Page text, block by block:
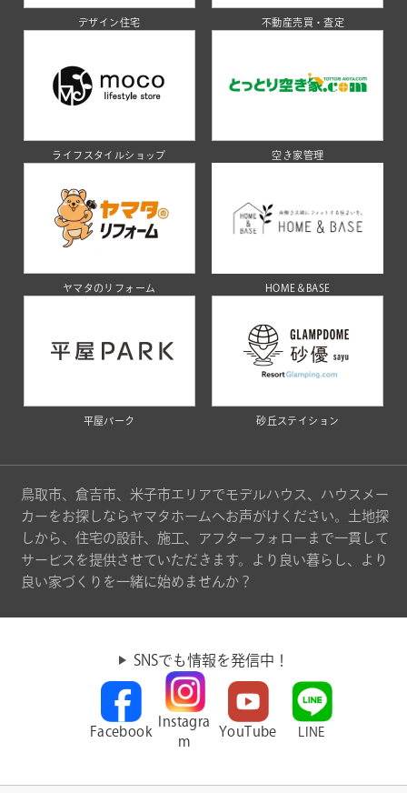
デザイン住宅 不動産売買・査定
ライフスタイルショップ 空き家管理
ヤマタのリフォーム HOME＆BASE
平屋パーク 砂丘ステイション
鳥取市、倉吉市、米子市エリアでモデルハウス、ハウスメー
カーをお探しならヤマタホームへお声がけください。土地探
しから、住宅の設計、施工、アフターフォローまで一貫して
サービスを提供させていただきます。より良い暮らし、より
良い家づくりを一緒に始めませんか？
SNSでも情報を発信中！
Facebook
Instagra
m
YouTube LINE